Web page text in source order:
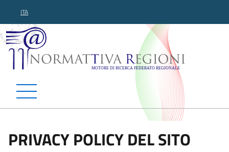
ITA
Normattiva Regioni -
PRIVACY POLICY DEL SITO